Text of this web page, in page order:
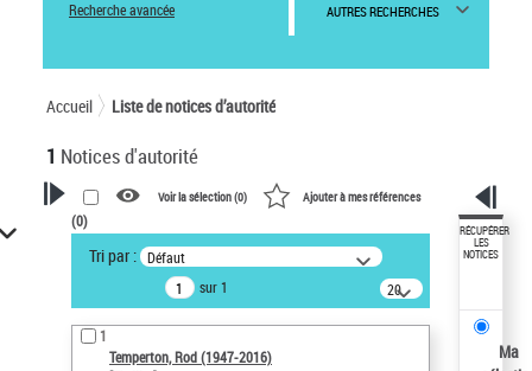
Recherche avancée AUTRES RECHERCHES
Accueil Liste de notices d’autorité
1 Notices d'autorité
VOTRE RECHERCHE
Recherche avancée dans les
notices d’autorité
Œuvres liées à l'auteur :
Temperton, Rod (1947-2016)
Voir la sélection (0) Ajouter à mes références
(0)
Tri par : Défaut
sur 1
20
résultats/page
1
Temperton, Rod (1947-2016)
RÉCUPÉRER
LES
NOTICES
Ma